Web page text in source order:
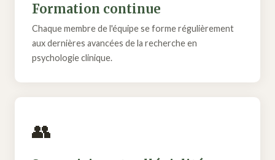
Formation continue
Chaque membre de l'équipe se forme régulièrement
aux dernières avancées de la recherche en
psychologie clinique.
👥